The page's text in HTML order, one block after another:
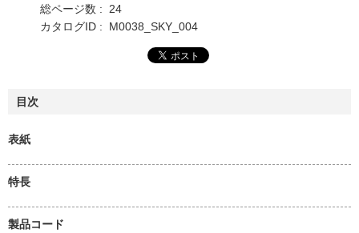
総ページ数 : 24
カタログID : M0038_SKY_004
目次
表紙
特長
製品コード